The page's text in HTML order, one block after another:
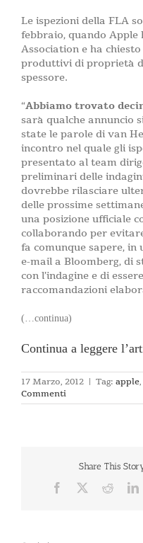
Le ispezioni della FLA
febbraio, quando
Association e ha
produttivi di proprietà
spessore.
“Abbiamo trovato
sarà qualche annuncio
state le parole di van
incontro nel quale gli
presentato al team
preliminari delle
dovrebbe rilasciare
delle prossime
una posizione ufficiale
collaborando per
fa comunque sapere,
e-mail a Bloomberg, di
con l’indagine e di
raccomandazioni
(…continua)
Continua a leggere
17 Marzo, 2012 | Tag: apple,
Commenti
Share This
Facebook Reddit